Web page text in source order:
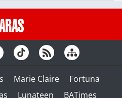
Marie Claire
Fortuna
Lunateen BATimes